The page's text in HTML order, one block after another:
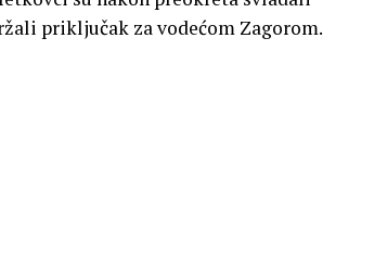
priključak za vodećom Zagorom.